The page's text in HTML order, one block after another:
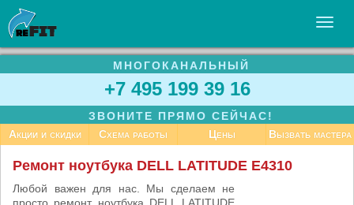
УСЛУГИ
БИЗНЕСУ
СТАТЬИ
КОНТАКТЫ
МНОГОКАНАЛЬНЫЙ
+7 495 199 39 16
ЗВОНИТЕ ПРЯМО СЕЙЧАС!
Акции и скидки
Схема работы Цены Вызвать мастера
Ремонт ноутбука DELL LATITUDE E4310
Любой важен для нас. Мы сделаем не